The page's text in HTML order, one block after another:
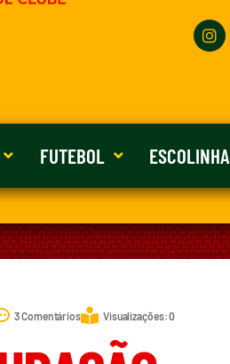
FUTEBOL ESCOLINHA
3 Comentários Visualizações: 0